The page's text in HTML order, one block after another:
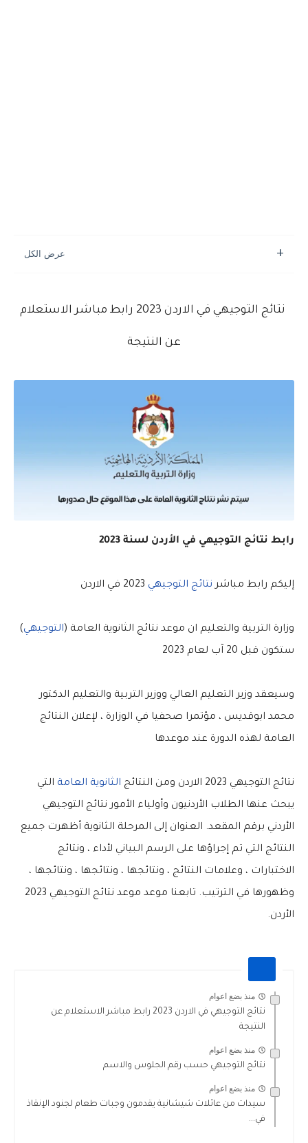
نتائج التوجيهي في الاردن 2023 رابط مباشر الاستعلام
عن النتيجة
رابط نتائج التوجيهي في الأردن لسنة 2023
إليكم رابط مباشر نتائج التوجيهي
وزارة التربية والتعليم ان موعد نتائج الثانوية العامة (التوجيهي)
ستكون قبل 20 آب لعام 2023
وسيعقد وزير التعليم العالي ووزير التربية والتعليم الدكتور
محمد ابوقديس ، مؤتمرا صحفيا في الوزارة ، لإعلان النتائج
العامة لهذه الدورة عند موعدها
نتائج التوجيهي 2023 الاردن ومن النتائج الثانوية العامة التي
يبحث عنها الطلاب الأردنيون وأولياء الأمور نتائج التوجيهي
الأردني برقم المقعد. العنوان إلى المرحلة الثانوية أظهرت جميع
النتائج التي تم إجراؤها على الرسم البياني لأداء ، ونتائج
الاختبارات ، وعلامات النتائج ، ونتائجها ، ونتائجها ، ونتائجها ،
وظهورها في الترتيب. تابعنا موعد موعد نتائج التوجيهي 2023
الأردن.
منذ بضع اعوام
نتائج التوجيهي في الاردن 2023 رابط مباشر الاستعلام عن
النتيجة
منذ بضع اعوام
نتائج التوجيهي حسب رقم الجلوس والاسم
منذ بضع اعوام
سيدات من عائلات شيشانية يقدمون وجبات طعام لجنود الإنقاذ
في...